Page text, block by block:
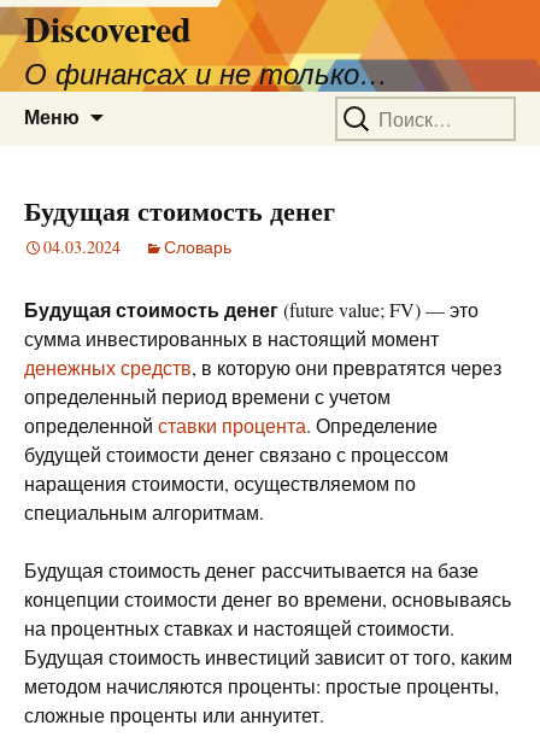
Discovered
О финансах и не только…
Меню Найти:
Будущая стоимость денег
04.03.2024 Словарь
Будущая стоимость денег(future value; FV) — это
сумма инвестированных в настоящий момент
денежных средств, в которую они превратятся через
определенный период времени с учетом
определенной ставки процента. Определение
будущей стоимости денег связано с процессом
наращения стоимости, осуществляемом по
специальным алгоритмам.
Будущая стоимость денег рассчитывается на базе
концепции стоимости денег во времени, основываясь
на процентных ставках и настоящей стоимости.
Будущая стоимость инвестиций зависит от того, каким
методом начисляются проценты: простые проценты,
сложные проценты или аннуитет.